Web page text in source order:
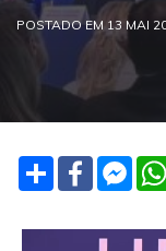
POSTADO EM 13 MAI
Share Facebook